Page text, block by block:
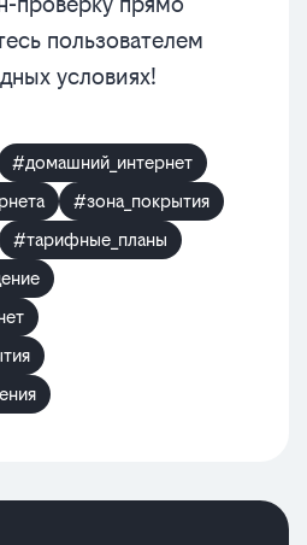
пользователем
условиях!
#домашний_интернет
#зона_покрытия
#тарифные_планы